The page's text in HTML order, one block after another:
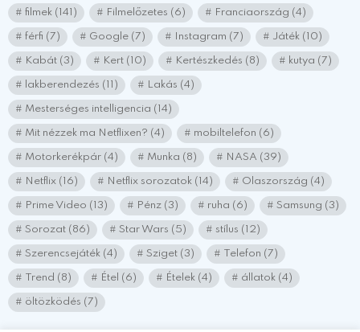
filmek (141) Filmelőzetes (6) Franciaország (4)
férfi (7) Google (7) Instagram (7) Játék (10)
Kabát (3) Kert (10) Kertészkedés (8) kutya (7)
lakberendezés (11) Lakás (4)
Mesterséges intelligencia (14)
Mit nézzek ma Netflixen? (4) mobiltelefon (6)
Motorkerékpár (4) Munka (8) NASA (39)
Netflix (16) Netflix sorozatok (14) Olaszország (4)
Prime Video (13) Pénz (3) ruha (6) Samsung (3)
Sorozat (86) Star Wars (5) stílus (12)
Szerencsejáték (4) Sziget (3) Telefon (7)
Trend (8) Étel (6) Ételek (4) állatok (4)
öltözködés (7)